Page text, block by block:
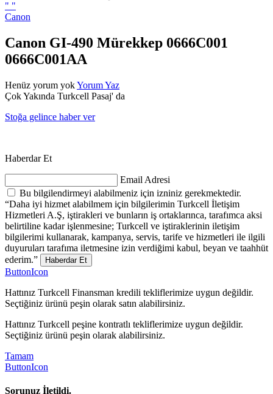
" "
Canon
Canon GI-490 Mürekkep 0666C001
0666C001AA
Henüz yorum yokYorum Yaz
Çok Yakında Turkcell Pasaj' da
Stoğa gelince haber ver
Haberdar Et
Email Adresi
Bu bilgilendirmeyi alabilmeniz için izniniz gerekmektedir.
“Daha iyi hizmet alabilmem için bilgilerimin Turkcell İletişim
Hizmetleri A.Ş, iştirakleri ve bunların iş ortaklarınca, tarafımca aksi
belirtiline kadar işlenmesine; Turkcell ve iştiraklerinin iletişim
bilgilerimi kullanarak, kampanya, servis, tarife ve hizmetleri ile ilgili
duyuruları tarafıma iletmesine izin verdiğimi kabul, beyan ve taahhüt
ederim.”
Haberdar Et
ButtonIcon
Hattınız Turkcell Finansman kredili tekliflerimize uygun değildir.
Seçtiğiniz ürünü peşin olarak satın alabilirsiniz.
Hattınız Turkcell peşine kontratlı tekliflerimize uygun değildir.
Seçtiğiniz ürünü peşin olarak alabilirsiniz.
Tamam
ButtonIcon
Sorunuz İletildi.